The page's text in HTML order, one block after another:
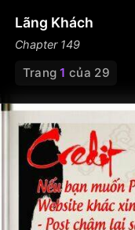
Lãng Khách
Chapter 149
Trang1 của 29